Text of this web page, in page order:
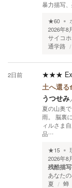
暴力描写、
★60
2026年8
サイコ
通学路
2日前 ★★★
土へ還る
うつせみ
夏の山奥
雨。 脳裏
ィルさま
品…
★15
2026年8
残酷描
あなた
夏
蝉